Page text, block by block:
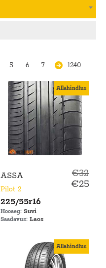
5 6 7 1240
Allahindlus
ASSA
Pilot 2
225/55r16
Hooaeg: Suvi
Saadavus: Laos
€32
€25
Allahindlus